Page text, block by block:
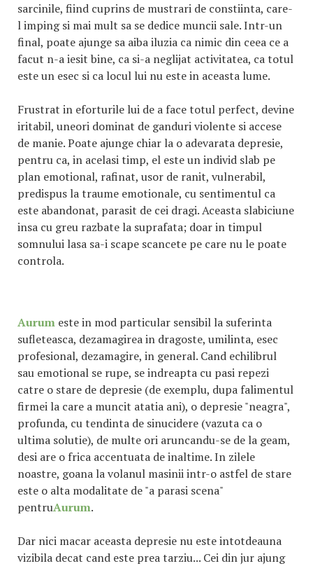
sarcinile, fiind cuprins de mustrari de constiinta, care-
l imping si mai mult sa se dedice muncii sale. Intr-un
final, poate ajunge sa aiba iluzia ca nimic din ceea ce a
facut n-a iesit bine, ca si-a neglijat activitatea, ca totul
este un esec si ca locul lui nu este in aceasta lume.
Frustrat in eforturile lui de a face totul perfect, devine
iritabil, uneori dominat de ganduri violente si accese
de manie. Poate ajunge chiar la o adevarata depresie,
pentru ca, in acelasi timp, el este un individ slab pe
plan emotional, rafinat, usor de ranit, vulnerabil,
predispus la traume emotionale, cu sentimentul ca
este abandonat, parasit de cei dragi. Aceasta slabiciune
insa cu greu razbate la suprafata; doar in timpul
somnului lasa sa-i scape scancete pe care nu le poate
controla.
Aurum este in mod particular sensibil la suferinta
sufleteasca, dezamagirea in dragoste, umilinta, esec
profesional, dezamagire, in general. Cand echilibrul
sau emotional se rupe, se indreapta cu pasi repezi
catre o stare de depresie (de exemplu, dupa falimentul
firmei la care a muncit atatia ani), o depresie "neagra",
profunda, cu tendinta de sinucidere (vazuta ca o
ultima solutie), de multe ori aruncandu-se de la geam,
desi are o frica accentuata de inaltime. In zilele
noastre, goana la volanul masinii intr-o astfel de stare
este o alta modalitate de "a parasi scena"
pentruAurum.
Dar nici macar aceasta depresie nu este intotdeauna
vizibila decat cand este prea tarziu... Cei din jur ajung